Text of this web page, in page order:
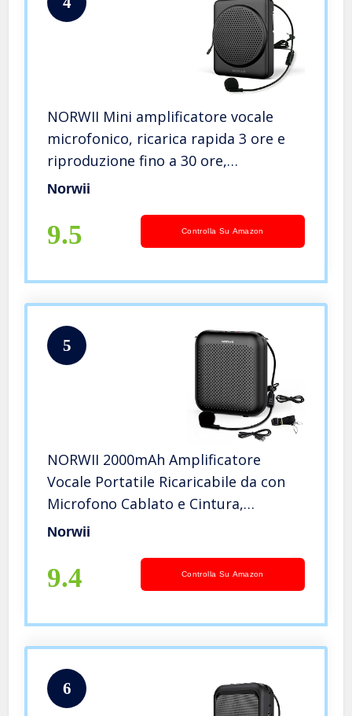
NORWII Mini amplificatore vocale
microfonico, ricarica rapida 3 ore e
riproduzione fino a 30 ore,
amplificatore vocale personale,
Norwii
9.5 Controlla Su Amazon
5
NORWII 2000mAh Amplificatore
Vocale Portatile Ricaricabile da con
Microfono Cablato e Cintura,
Microfono Personale e Altoparlante
(Nero)
Norwii
9.4 Controlla Su Amazon
6